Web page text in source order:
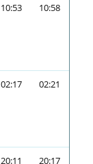
10:53 10:58
02:17 02:21
20:11 20:17